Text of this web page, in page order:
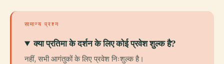
सामान्य प्रश्न
क्या प्रतिमा के दर्शन के लिए कोई प्रवेश शुल्क है?
नहीं, सभी आगंतुकों के लिए प्रवेश निःशुल्क है।